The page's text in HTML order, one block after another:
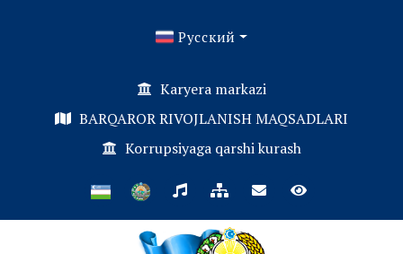
Русский
Karyera markazi
BARQAROR RIVOJLANISH MAQSADLARI
Korrupsiyaga qarshi kurash